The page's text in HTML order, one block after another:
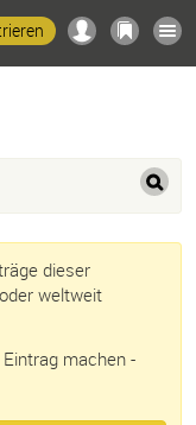
dieser
weltweit
machen -